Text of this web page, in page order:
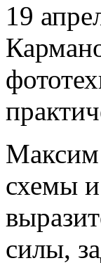
19
Максим
схемы
силы,